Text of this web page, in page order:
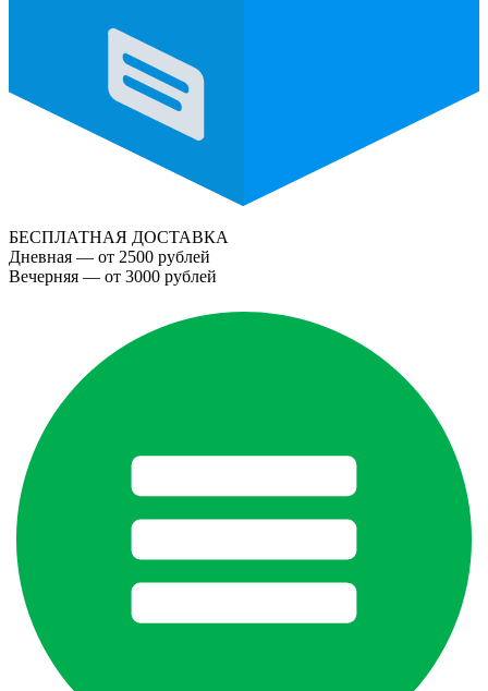
БЕСПЛАТНАЯ ДОСТАВКА
Дневная — от 2500 рублей
Вечерняя — от 3000 рублей